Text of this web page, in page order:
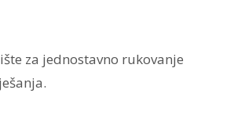
za jednostavno rukovanje